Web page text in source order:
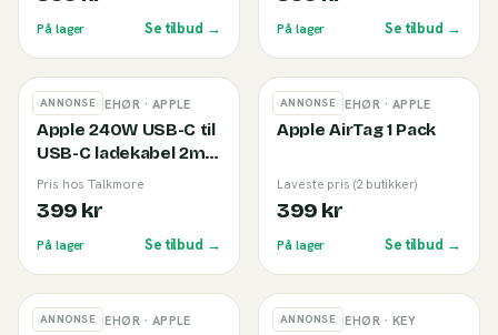
På lager Se tilbud → På lager Se tilbud →
ANNONSE
MOBILTILBEHØR · APPLE
Apple 240W USB-C til
USB-C ladekabel 2m
White
Pris hos Talkmore
399 kr
På lager Se tilbud →
ANNONSE
MOBILTILBEHØR · APPLE
Apple AirTag 1 Pack
Laveste pris (2 butikker)
399 kr
På lager Se tilbud →
ANNONSE
MOBILTILBEHØR · APPLE ANNONSE
MOBILTILBEHØR · KEY